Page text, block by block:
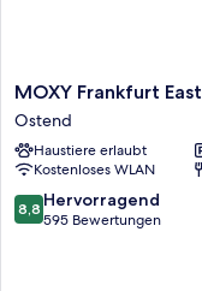
MOXY
Frankfurt
East
Ostend
MOXY Frankfurt East
Ostend
Haustiere erlaubt
Kostenloses WLAN
8.8
von
8,8 Hervorragend
595 Bewertungen